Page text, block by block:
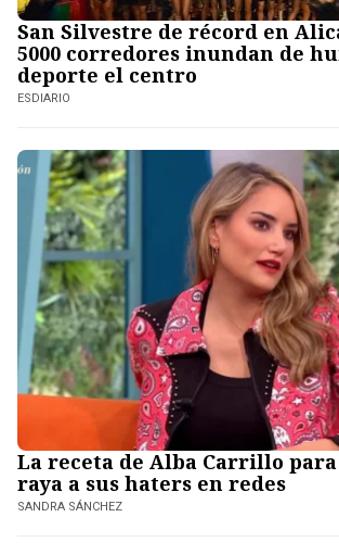
San Silvestre de récord en
5000 corredores inundan de
deporte el centro
ESDIARIO
La receta de Alba Carrillo
raya a sus haters en redes
SANDRA SÁNCHEZ